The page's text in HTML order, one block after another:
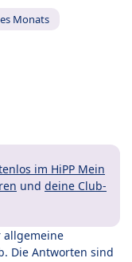
Monats
im HiPP Mein
und deine Club-
allgemeine
Die Antworten sind